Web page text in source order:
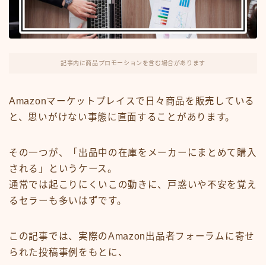
FX・仮想通貨
リスキング・ラーニング
記事内に商品プロモーションを含む場合があります
Amazonマーケットプレイスで日々商品を販売している
と、思いがけない事態に直面することがあります。
その一つが、「出品中の在庫をメーカーにまとめて購入
される」というケース。
通常では起こりにくいこの動きに、戸惑いや不安を覚え
るセラーも多いはずです。
この記事では、実際のAmazon出品者フォーラムに寄せ
られた投稿事例をもとに、